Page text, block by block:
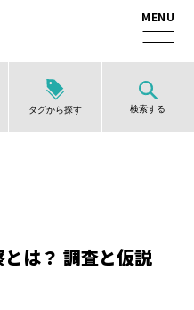
タグから探す 検索する
とは？ 調査と仮説